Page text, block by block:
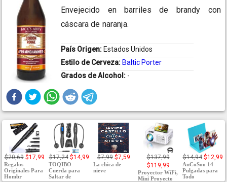
Envejecido en barriles de brandy con
cáscara de naranja.
País Origen: Estados Unidos
Estilo de Cerveza: Baltic Porter
Grados de Alcohol: -
$20,69 $17,99
Regalos
Originales Para
Hombr
$17,24 $14,99
TOQIBO
Cuerda para
Saltar de
$7,99 $7,59
La chica de
nieve
$137,99
$119,99
Proyector WiFi,
Mini Proyecto
$14,94 $12,99
AnCoSoo 14
Pulgadas para
Todo